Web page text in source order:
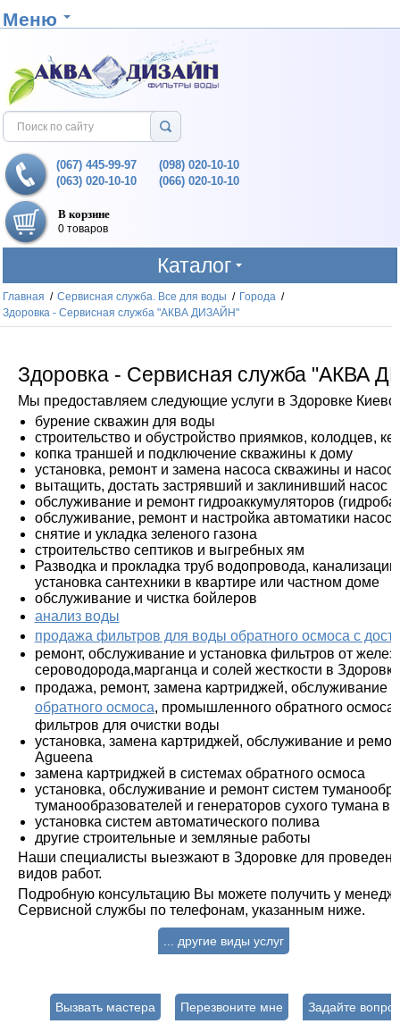
Меню
(067) 445-99-97
(063) 020-10-10
(098) 020-10-10
(066) 020-10-10
В корзине
0 товаров
Каталог
Главная / Сервисная служба. Все для воды / Города /
Здоровка - Сервисная служба "АКВА ДИЗАЙН"
Здоровка - Сервисная служба "АКВА
Мы предоставляем следующие услуги в Здоровке
бурение скважин для воды
строительство и обустройство приямков, колодцев,
копка траншей и подключение скважины к дому
установка, ремонт и замена насоса скважины и
вытащить, достать застрявший и заклинивший насос
обслуживание и ремонт гидроаккумуляторов
обслуживание, ремонт и настройка автоматики
снятие и укладка зеленого газона
строительство септиков и выгребных ям
Разводка и прокладка труб водопровода,
установка сантехники в квартире или частном доме
обслуживание и чистка бойлеров
анализ воды
продажа фильтров для воды обратного осмоса c
ремонт, обслуживание и установка фильтров от
сероводорода,марганца и солей жесткости в Здоровке
продажа, ремонт, замена картриджей, обслуживание
обратного осмоса, промышленного обратного осмоса
фильтров для очистки воды
установка, замена картриджей, обслуживание и
Agueena
замена картриджей в системах обратного осмоса
установка, обслуживание и ремонт систем
туманообразователей и генераторов сухого тумана
установка систем автоматического полива
другие строительные и земляные работы
Наши специалисты выезжают в Здоровке для
видов работ.
Подробную консультацию Вы можете получить у
Сервисной службы по телефонам, указанным ниже.
... другие виды услуг
Вызвать мастера Перезвоните мне Задайте вопрос